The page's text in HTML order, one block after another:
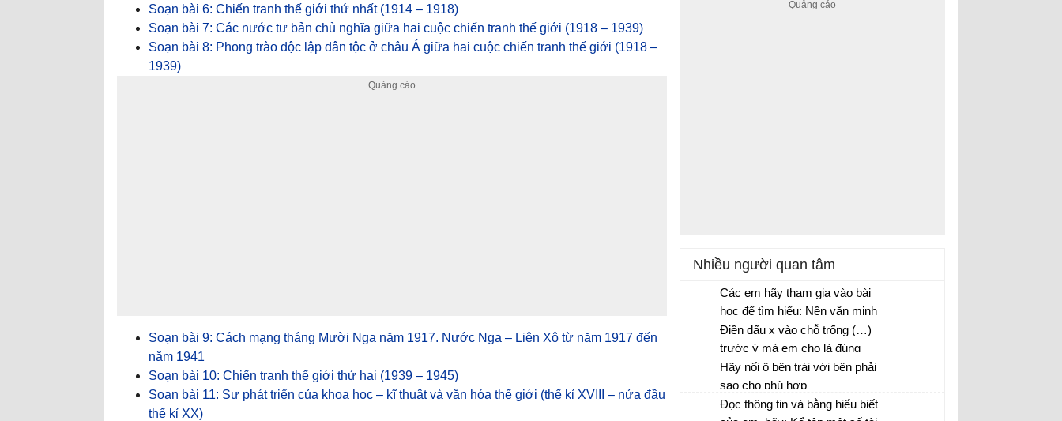
Soạn bài 6: Chiến tranh thế giới thứ nhất (1914 – 1918)
Soạn bài 7: Các nước tư bản chủ nghĩa giữa hai cuộc chiến tranh thế giới (1918 – 1939)
Soạn bài 8: Phong trào độc lập dân tộc ở châu Á giữa hai cuộc chiến tranh thế giới (1918 –
1939)
Soạn bài 9: Cách mạng tháng Mười Nga năm 1917. Nước Nga – Liên Xô từ năm 1917 đến
năm 1941
Soạn bài 10: Chiến tranh thế giới thứ hai (1939 – 1945)
Soạn bài 11: Sự phát triển của khoa học – kĩ thuật và văn hóa thế giới (thế kỉ XVIII – nửa đầu
thế kỉ XX)
Nhiều người quan tâm
Các em hãy tham gia vào bài
học để tìm hiểu: Nền văn minh
nông nghiệp bắt đầu chuyển
sang nền văn minh công
nghiệp từ bao giờ? Vì sao lại
diễn ra trước tiên ở nước
Anh?
Điền dấu x vào chỗ trống (…)
trước ý mà em cho là đúng
Hãy nối ô bên trái với bên phải
sao cho phù hợp
Đọc thông tin và bằng hiểu biết